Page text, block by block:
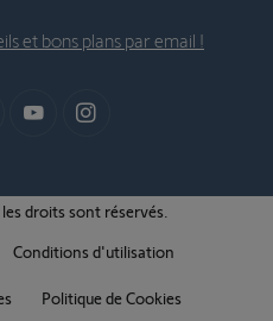
et bons plans par email !
droits sont réservés.
Conditions d'utilisation
Politique de Cookies